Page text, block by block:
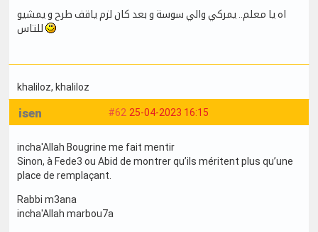
اه يا معلم.. يمركي والي سوسة و بعد كان لزم ياقف طرح و يمشيو
khaliloz, khaliloz
#62 25-04-2023 16:15
isen
incha'Allah Bougrine me fait mentir
Sinon, à Fede3 ou Abid de montrer qu’ils méritent plus qu’une
place de remplaçant.
Rabbi m3ana
incha'Allah marbou7a